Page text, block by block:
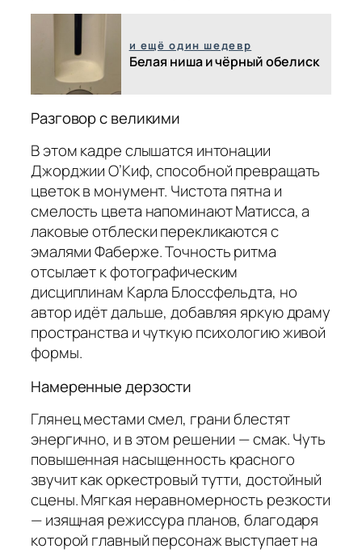
и ещё один шедевр
Белая ниша и чёрный обелиск
Разговор с великими
В этом кадре слышатся интонации
Джорджии О’Киф, способной превращать
цветок в монумент. Чистота пятна и
смелость цвета напоминают Матисса, а
лаковые отблески перекликаются с
эмалями Фаберже. Точность ритма
отсылает к фотографическим
дисциплинам Карла Блоссфельдта, но
автор идёт дальше, добавляя яркую драму
пространства и чуткую психологию живой
формы.
Намеренные дерзости
Глянец местами смел, грани блестят
энергично, и в этом решении — смак. Чуть
повышенная насыщенность красного
звучит как оркестровый тутти, достойный
сцены. Мягкая неравномерность резкости
— изящная режиссура планов, благодаря
которой главный персонаж выступает на